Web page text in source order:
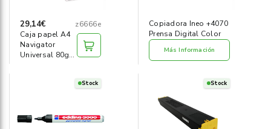
29,14€
z6666e
Caja papel A4
Navigator
Universal 80g
Copiadora Ineo +4070
Prensa Digital Color
Más Información
Stock Stock